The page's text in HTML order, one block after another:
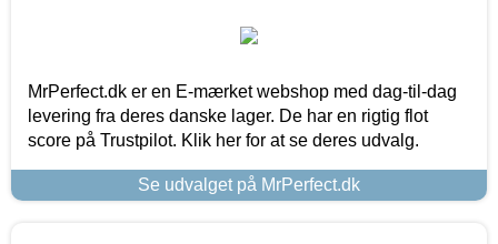
MrPerfect.dk er en E-mærket webshop med dag-til-dag
levering fra deres danske lager. De har en rigtig flot
score på Trustpilot. Klik her for at se deres udvalg.
Se udvalget på MrPerfect.dk